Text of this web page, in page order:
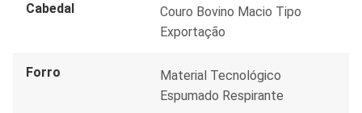
Cabedal
Couro Bovino Macio Tipo
Exportação
Forro
Material Tecnológico
Espumado Respirante